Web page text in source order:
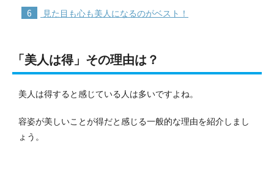
6 見た目も心も美人になるのがベスト！
「美人は得」その理由は？
美人は得すると感じている人は多いですよね。
容姿が美しいことが得だと感じる一般的な理由を紹介しまし
ょう。